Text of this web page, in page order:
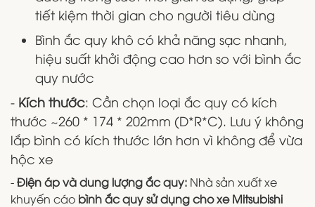
tiết kiệm thời gian cho người tiêu dùng
Bình ắc quy khô có khả năng sạc nhanh,
hiệu suất khởi động cao hơn so với bình ắc
quy nước
- Kích thước: Cần chọn loại ắc quy có kích
thước ~260 * 174 * 202mm (D*R*C). Lưu ý không
lắp bình có kích thước lớn hơn vì không để vừa
hộc xe
-Điện áp và dung lượng ắc quy: Nhà sản xuất xe
khuyến cáo bình ắc quy sử dụng cho xe Mitsubishi